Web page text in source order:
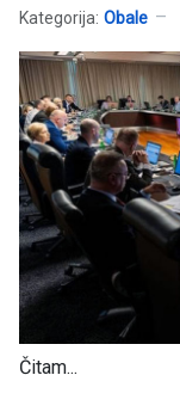
Kategorija: Obale
Čitam...